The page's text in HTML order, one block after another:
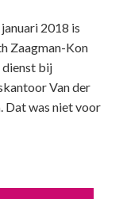
januari 2018 is
Zaagman-Kon
dienst bij
Van der
Dat was niet voor